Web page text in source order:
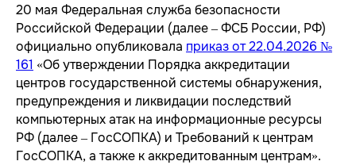
20 мая Федеральная служба безопасности
Российской Федерации (далее – ФСБ России, РФ)
официально опубликовала приказ от 22.04.2026 №
161 «Об утверждении Порядка аккредитации
центров государственной системы обнаружения,
предупреждения и ликвидации последствий
компьютерных атак на информационные ресурсы
РФ (далее – ГосСОПКА) и Требований к центрам
ГосСОПКА, а также к аккредитованным центрам».